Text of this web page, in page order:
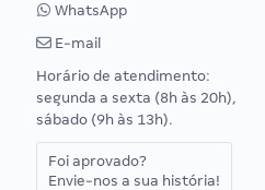
WhatsApp
E-mail
Horário de atendimento:
segunda a sexta (8h às 20h),
sábado (9h às 13h).
Foi aprovado?
Envie-nos a sua história!